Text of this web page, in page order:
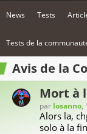
News Tests
Tests de la
Avis de la
Mort à
par losanno,
Alors la,
solo à la